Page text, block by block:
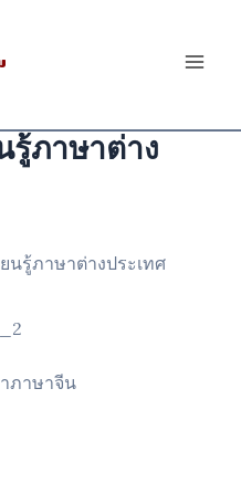
รู้ภาษาต่าง
นรู้ภาษาต่างประเทศ
ภาษาจีน